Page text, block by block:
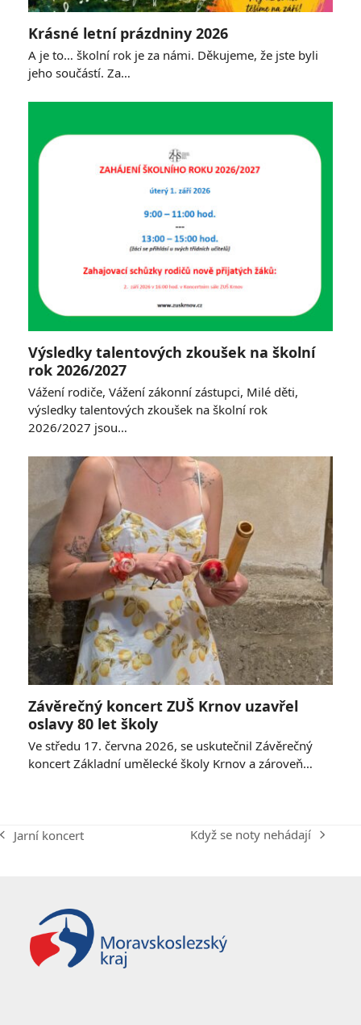
Krásné letní prázdniny 2026
A je to… školní rok je za námi. Děkujeme, že jste byli
jeho součástí. Za…
Výsledky talentových zkoušek na školní
rok 2026/2027
Vážení rodiče, Vážení zákonní zástupci, Milé děti,
výsledky talentových zkoušek na školní rok
2026/2027 jsou…
Závěrečný koncert ZUŠ Krnov uzavřel
oslavy 80 let školy
Ve středu 17. června 2026, se uskutečnil Závěrečný
koncert Základní umělecké školy Krnov a zároveň…
previous
Jarní koncert
next
Když se noty nehádají